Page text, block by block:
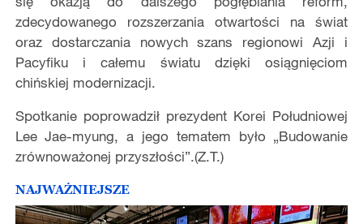
zdecydowanego rozszerzania otwartości na świat
oraz dostarczania nowych szans regionowi Azji i
Pacyfiku i całemu światu dzięki osiągnięciom
chińskiej modernizacji.
Spotkanie poprowadził prezydent Korei Południowej
Lee Jae-myung, a jego tematem było „Budowanie
zrównoważonej przyszłości”.(Z.T.)
NAJWAŻNIEJSZE